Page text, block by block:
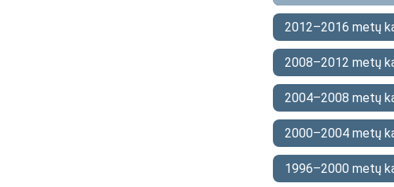
2012–2016 metų
2008–2012 metų
2004–2008 metų
2000–2004 metų
1996–2000 metų